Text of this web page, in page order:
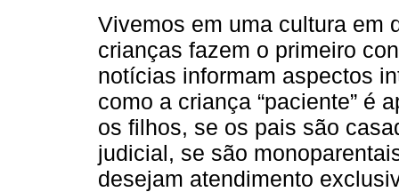
Vivemos em uma cultura em
crianças fazem o primeiro
notícias informam aspectos
como a criança “paciente” é
os filhos, se os pais são
judicial, se são
desejam atendimento